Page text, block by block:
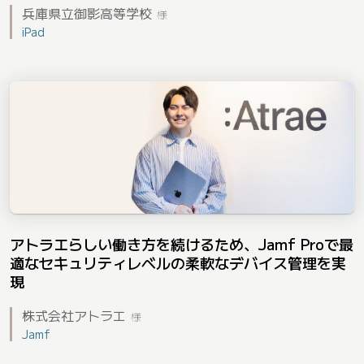
兵庫県立御影高等学校 様
iPad
アトラエらしい働き方を続けるため、Jamf Proで最
適なセキュリティレベルの柔軟なデバイス管理を実
現
株式会社アトラエ 様
Jamf